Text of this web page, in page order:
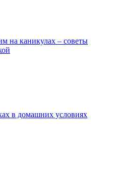
на каникулах – советы
в домашних условиях